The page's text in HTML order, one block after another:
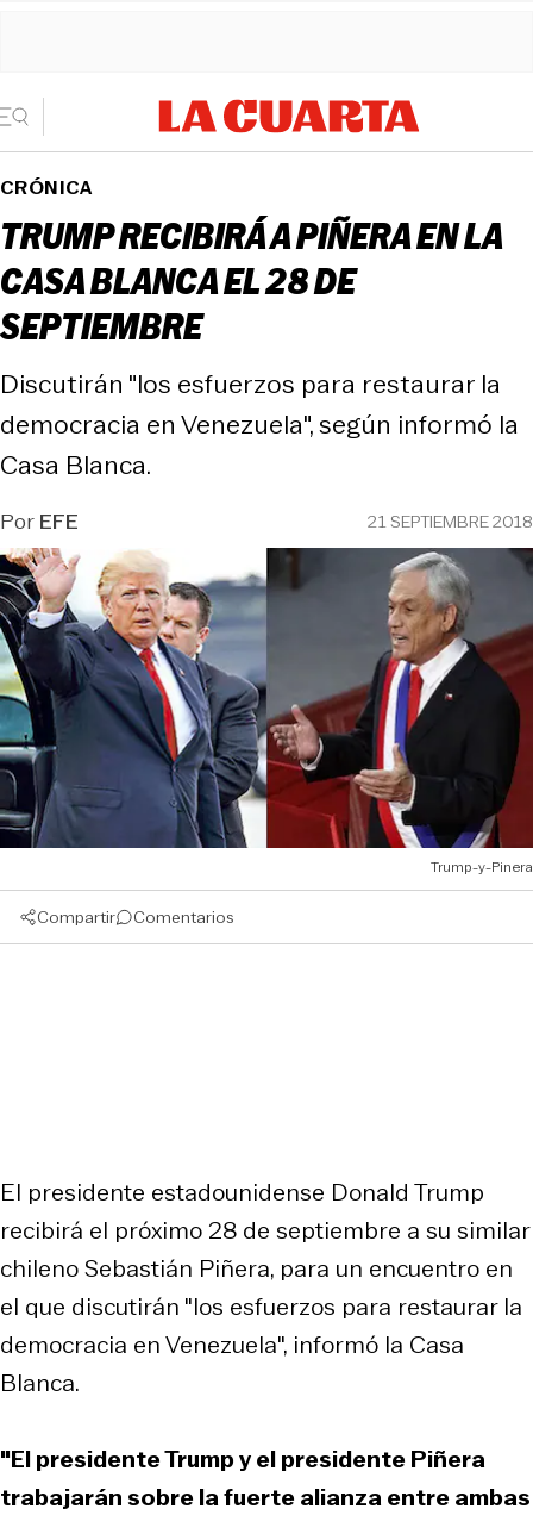
CRÓNICA
TRUMP RECIBIRÁ A PIÑERA EN LA
CASA BLANCA EL 28 DE
SEPTIEMBRE
Discutirán "los esfuerzos para restaurar la
democracia en Venezuela", según informó la
Casa Blanca.
PorEFE 21 SEPTIEMBRE 2018
Trump-y-Pinera
Compartir Comentarios
El presidente estadounidense Donald Trump
recibirá el próximo 28 de septiembre a su similar
chileno Sebastián Piñera, para un encuentro en
el que discutirán "los esfuerzos para restaurar la
democracia en Venezuela", informó la Casa
Blanca.
"El presidente Trump y el presidente Piñera
trabajarán sobre la fuerte alianza entre ambas